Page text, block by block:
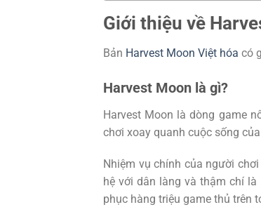
Giới thiệu về
Bản Harvest Moon Việt hóa có
Harvest Moon là gì?
Harvest Moon là dòng game
chơi xoay quanh cuộc sống
Nhiệm vụ chính của người chơi
hệ với dân làng và thậm chí
phục hàng triệu game thủ trên